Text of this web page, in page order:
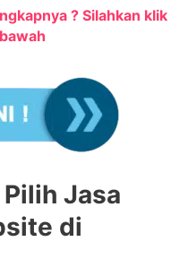
? Silahkan klik
Jasa
di